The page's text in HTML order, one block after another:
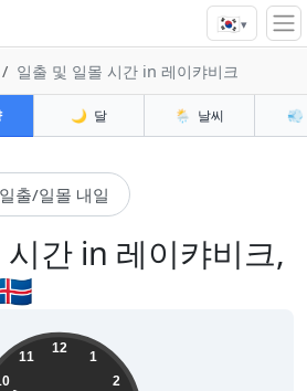
🇰🇷▾
일출 및 일몰 시간 in 레이캬비크
🌙 달 🌦️ 날씨 💨
일출/일몰 내일
간 in 레이캬비크,
12
1
2
11